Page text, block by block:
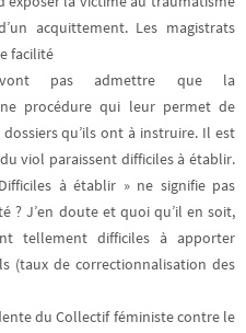
acquittement. Les magistrats
facilité
vont pas admettre que la
procédure qui leur permet de
qu’ils ont à instruire. Il est
viol paraissent difficiles à établir.
à établir » ne signifie pas
? J’en doute et quoi qu’il en soit,
tellement difficiles à apporter
(taux de correctionnalisation des
du Collectif féministe contre le